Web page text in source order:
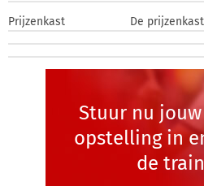
Prijzenkast De
Stuur nu
opstelling in
de